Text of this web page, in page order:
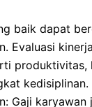
baik dapat
Evaluasi
produktivitas,
kedisiplinan.
Gaji karyawan